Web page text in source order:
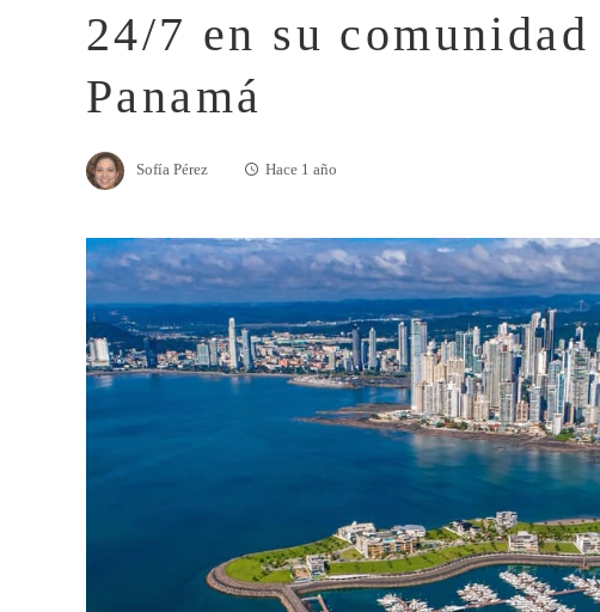
24/7 en su
Panamá
Sofía Pérez Hace 1 año